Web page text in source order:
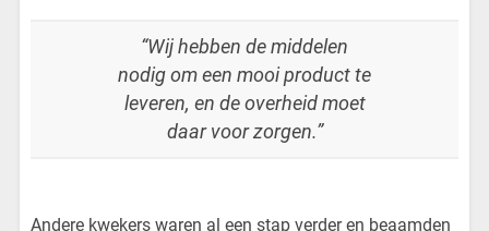
“Wij hebben de middelen
nodig om een mooi product te
leveren, en de overheid moet
daar voor zorgen.”
Andere kwekers waren al een stap verder en beaamden